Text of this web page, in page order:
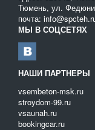
информацией на
которые вас
Тюмень, ул.
почта:
МЫ В СОЦСЕТЯХ
НАШИ ПАРТНЕРЫ
vsembeton-msk.ru
stroydom-99.ru
vsaunah.ru
bookingcar.ru